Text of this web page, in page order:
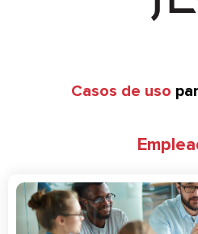
Casos de uso